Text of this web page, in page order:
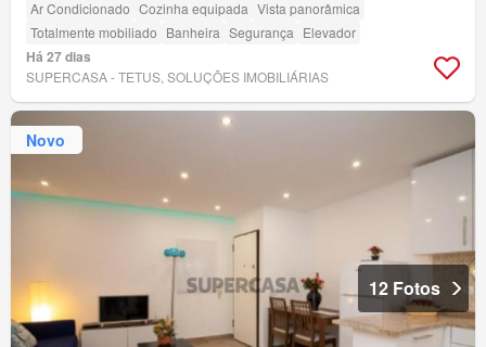
Ar Condicionado Cozinha equipada Vista panorâmica
Totalmente mobiliado Banheira Segurança Elevador
Há 27 dias
SUPERCASA - TETUS, SOLUÇÕES IMOBILIÁRIAS
Novo
12 Fotos